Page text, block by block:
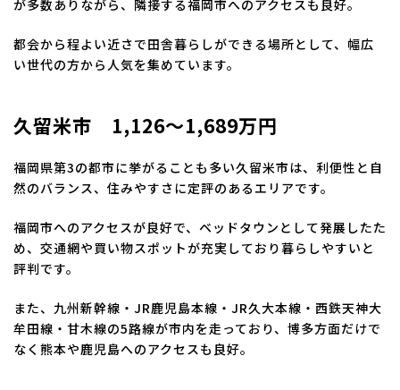
が多数ありながら、隣接する福岡市へのアクセスも良好。
都会から程よい近さで田舎暮らしができる場所として、幅広
い世代の方から人気を集めています。
久留米市 1,126～1,689万円
福岡県第3の都市に挙がることも多い久留米市は、利便性と自
然のバランス、住みやすさに定評のあるエリアです。
福岡市へのアクセスが良好で、ベッドタウンとして発展したた
め、交通網や買い物スポットが充実しており暮らしやすいと
評判です。
また、九州新幹線・JR鹿児島本線・JR久大本線・西鉄天神大
牟田線・甘木線の5路線が市内を走っており、博多方面だけで
なく熊本や鹿児島へのアクセスも良好。